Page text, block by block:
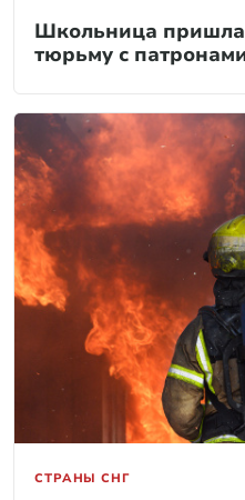
Школьница
тюрьму с
СТРАНЫ СНГ